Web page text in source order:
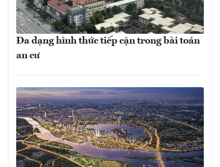
Đa dạng hình thức tiếp cận trong bài toán
an cư